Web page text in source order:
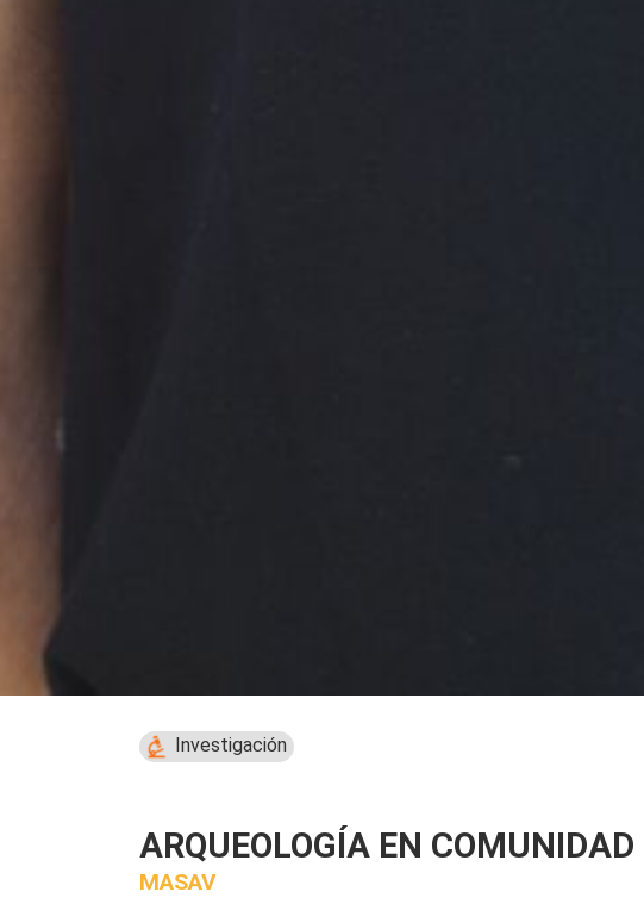
Investigación
ARQUEOLOGÍA EN COMUNIDAD
MASAV